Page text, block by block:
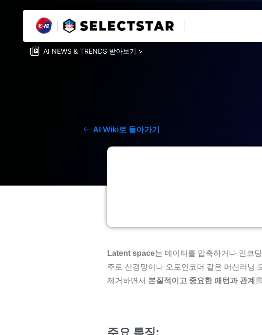
AI NEWS & TRENDS 받아보기 >
AI Wiki로 돌아가기
Latent space는 데이터를 압축하거나 인코
주로 신경망이나 오토인코더 같은 머신러닝
제거하면서 본질적이고 중요한 패턴과 관계